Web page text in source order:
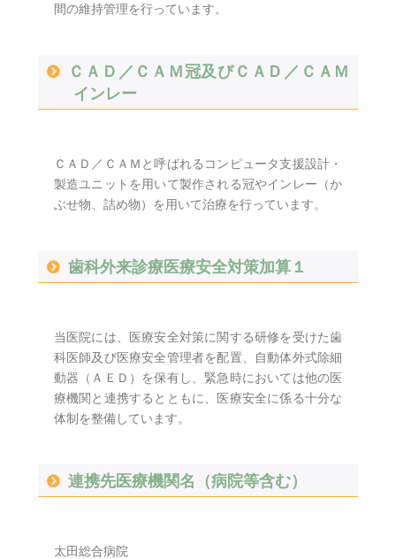
間の維持管理を行っています。
ＣＡＤ／ＣＡＭ冠及びＣＡＤ／ＣＡＭ
インレー
ＣＡＤ／ＣＡＭと呼ばれるコンピュータ支援設計・
製造ユニットを用いて製作される冠やインレー（か
ぶせ物、詰め物）を用いて治療を行っています。
歯科外来診療医療安全対策加算１
当医院には、医療安全対策に関する研修を受けた歯
科医師及び医療安全管理者を配置、自動体外式除細
動器（ＡＥＤ）を保有し、緊急時においては他の医
療機関と連携するとともに、医療安全に係る十分な
体制を整備しています。
連携先医療機関名（病院等含む）
太田総合病院